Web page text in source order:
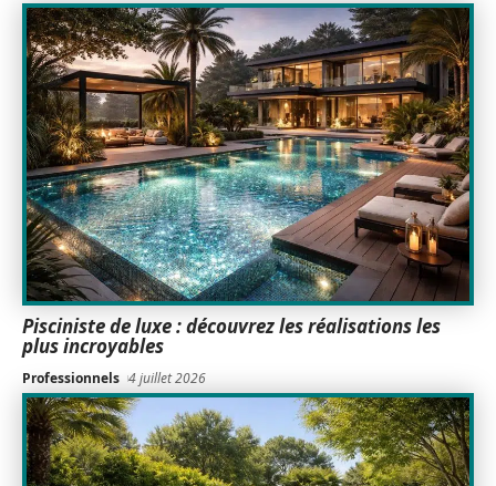
Pisciniste de luxe : découvrez les réalisations les
plus incroyables
Professionnels 4 juillet 2026